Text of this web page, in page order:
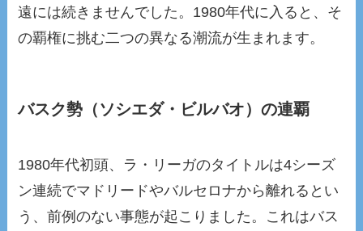
遠には続きませんでした。1980年代に入ると、そ
の覇権に挑む二つの異なる潮流が生まれます。
バスク勢（ソシエダ・ビルバオ）の連覇
1980年代初頭、ラ・リーガのタイトルは4シーズ
ン連続でマドリードやバルセロナから離れるとい
う、前例のない事態が起こりました。これはバス